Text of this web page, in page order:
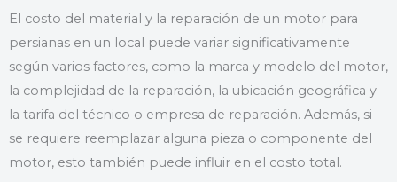
El costo del material y la reparación de un motor para
persianas en un local puede variar significativamente
según varios factores, como la marca y modelo del motor,
la complejidad de la reparación, la ubicación geográfica y
la tarifa del técnico o empresa de reparación. Además, si
se requiere reemplazar alguna pieza o componente del
motor, esto también puede influir en el costo total.